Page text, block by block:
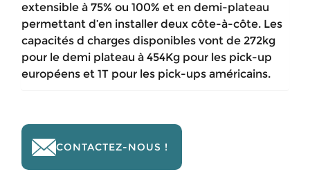
extensible à 75% ou 100% et en demi-plateau
permettant d’en installer deux côte-à-côte. Les
capacités d charges disponibles vont de 272kg
pour le demi plateau à 454Kg pour les pick-up
européens et 1T pour les pick-ups américains.
CONTACTEZ-NOUS !